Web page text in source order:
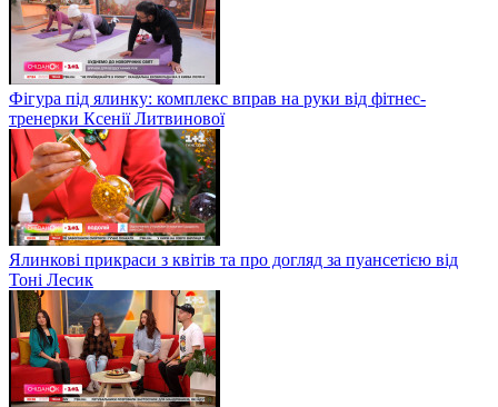
Фігура під ялинку: комплекс вправ на руки від фітнес-
тренерки Ксенії Литвинової
Ялинкові прикраси з квітів та про догляд за пуансетією від
Тоні Лесик